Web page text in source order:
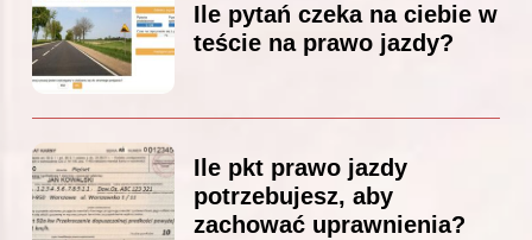
Ile pytań czeka na ciebie w
teście na prawo jazdy?
Ile pkt prawo jazdy
potrzebujesz, aby
zachować uprawnienia?